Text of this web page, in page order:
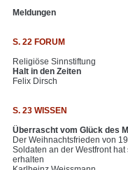
Meldungen
S. 22 FORUM
Religiöse Sinnstiftung
Halt in den Zeiten
Felix Dirsch
S. 23 WISSEN
Überrascht vom Glück des
Der Weihnachtsfrieden von
Soldaten an der Westfront
erhalten